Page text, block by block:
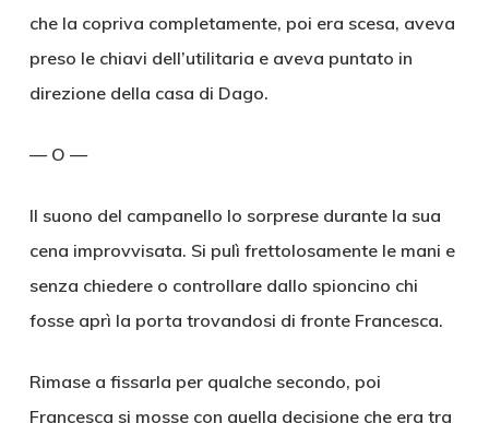
che la copriva completamente, poi era scesa, aveva
preso le chiavi dell’utilitaria e aveva puntato in
direzione della casa di Dago.
— O —
Il suono del campanello lo sorprese durante la sua
cena improvvisata. Si pulì frettolosamente le mani e
senza chiedere o controllare dallo spioncino chi
fosse aprì la porta trovandosi di fronte Francesca.
Rimase a fissarla per qualche secondo, poi
Francesca si mosse con quella decisione che era tra